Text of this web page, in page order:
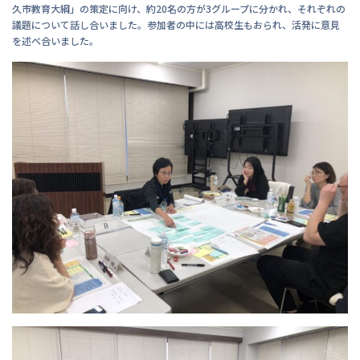
久市教育大綱」の策定に向け、約20名の方が3グループに分かれ、それぞれの
議題について話し合いました。参加者の中には高校生もおられ、活発に意見
を述べ合いました。